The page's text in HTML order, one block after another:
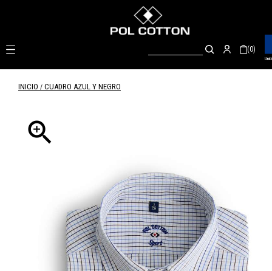
(0)
INICIO CUADRO AZUL Y NEGRO
